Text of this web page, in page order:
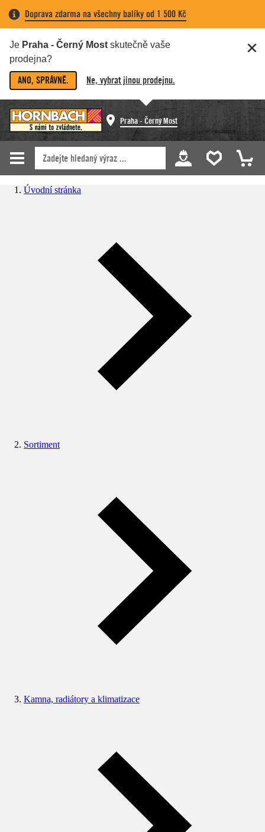
Doprava zdarma na všechny balíky od 1 500 Kč
Je Praha - Černý Most skutečně vaše
prodejna?
ANO, SPRÁVNĚ. Ne, vybrat jinou prodejnu.
Praha - Černý Most
Úvodní stránka
Sortiment
Kamna, radiátory a klimatizace